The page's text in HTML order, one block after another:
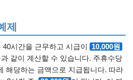
제
시간을 근무하고 시급이
10,000원
같이 계산할 수 있습니다. 주휴수당
해당하는 금액으로 지급됩니다. 따라